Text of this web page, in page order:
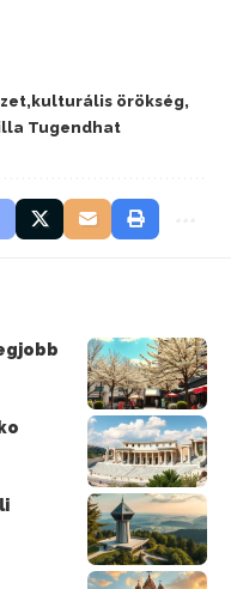
kulturális örökség
Tugendhat